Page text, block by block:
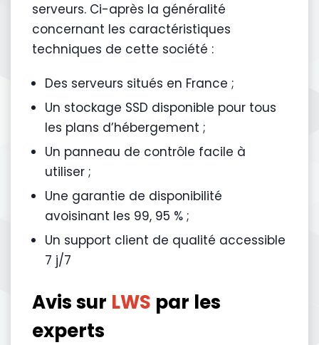
serveurs. Ci-après la généralité
concernant les caractéristiques
techniques de cette société :
Des serveurs situés en France ;
Un stockage SSD disponible pour tous
les plans d’hébergement ;
Un panneau de contrôle facile à
utiliser ;
Une garantie de disponibilité
avoisinant les 99, 95 % ;
Un support client de qualité accessible
7 j/7
Avis sur LWS par les
experts